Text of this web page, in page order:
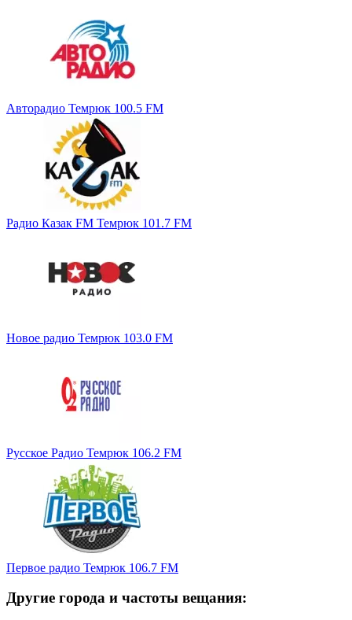
Авторадио Темрюк 100.5 FM
Радио Казак FM Темрюк 101.7 FM
Новое радио Темрюк 103.0 FM
Русское Радио Темрюк 106.2 FM
Первое радио Темрюк 106.7 FM
Другие города и частоты вещания: